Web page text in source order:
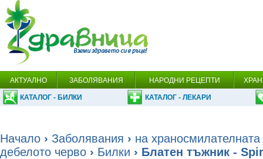
АКТУАЛНО ЗАБОЛЯВАНИЯ НАРОДНИ РЕЦЕПТИ
КАТАЛОГ - БИЛКИ КАТАЛОГ - ЛЕКАРИ
Начало › Заболявания › на
дебелото черво › Билки › Блатен тъжник -